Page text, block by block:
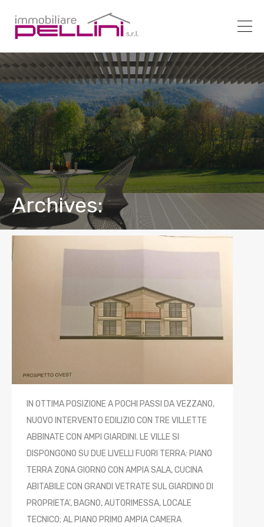
Archives:
IN OTTIMA POSIZIONE A POCHI PASSI DA VEZZANO,
NUOVO INTERVENTO EDILIZIO CON TRE VILLETTE
ABBINATE CON AMPI GIARDINI. LE VILLE SI
DISPONGONO SU DUE LIVELLI FUORI TERRA: PIANO
TERRA ZONA GIORNO CON AMPIA SALA, CUCINA
ABITABILE CON GRANDI VETRATE SUL GIARDINO DI
PROPRIETA’, BAGNO, AUTORIMESSA, LOCALE
TECNICO; AL PIANO PRIMO AMPIA CAMERA